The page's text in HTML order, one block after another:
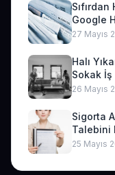
Sıfırdan
Google
Geliri
27 Mayıs
Halı
Sokak
26 Mayıs
Sigorta
Talebini
25 Mayıs